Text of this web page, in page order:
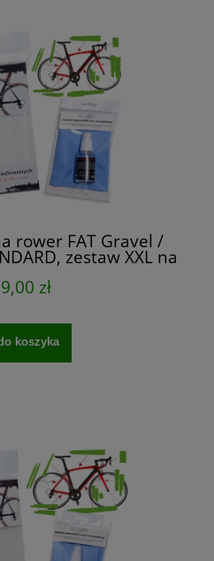
rower FAT Gravel /
zestaw XXL na
rower
zł
koszyka